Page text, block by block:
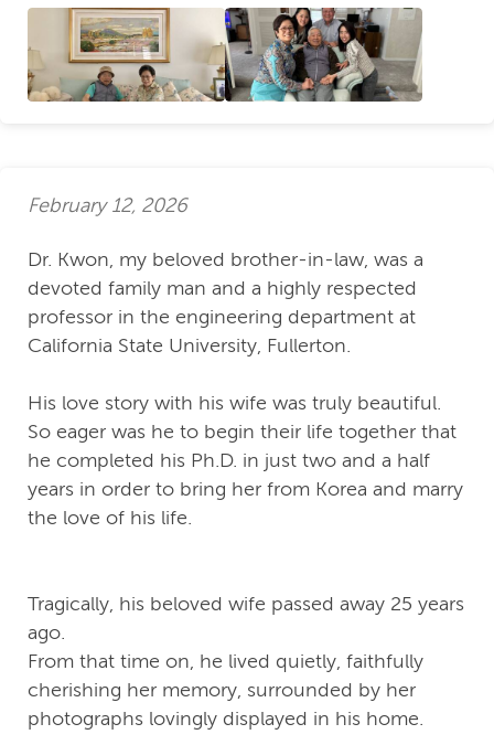
February 12, 2026
Dr. Kwon, my beloved brother-in-law, was a
devoted family man and a highly respected
professor in the engineering department at
California State University, Fullerton.
His love story with his wife was truly beautiful.
So eager was he to begin their life together that
he completed his Ph.D. in just two and a half
years in order to bring her from Korea and marry
the love of his life.
Tragically, his beloved wife passed away 25 years
ago.
From that time on, he lived quietly, faithfully
cherishing her memory, surrounded by her
photographs lovingly displayed in his home.